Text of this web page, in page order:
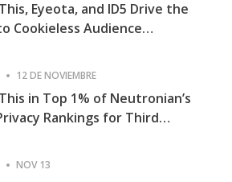
Eyeota, and ID5 Drive the
Cookieless Audience
12 DE NOVIEMBRE
in Top 1% of Neutronian’s
Rankings for Third
NOV 13